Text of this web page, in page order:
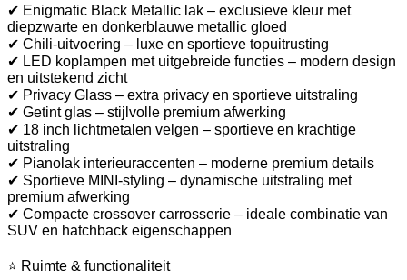
✔ Enigmatic Black Metallic lak – exclusieve kleur met
diepzwarte en donkerblauwe metallic gloed
✔ Chili-uitvoering – luxe en sportieve topuitrusting
✔ LED koplampen met uitgebreide functies – modern design
en uitstekend zicht
✔ Privacy Glass – extra privacy en sportieve uitstraling
✔ Getint glas – stijlvolle premium afwerking
✔ 18 inch lichtmetalen velgen – sportieve en krachtige
uitstraling
✔ Pianolak interieuraccenten – moderne premium details
✔ Sportieve MINI-styling – dynamische uitstraling met
premium afwerking
✔ Compacte crossover carrosserie – ideale combinatie van
SUV en hatchback eigenschappen
⭐ Ruimte & functionaliteit